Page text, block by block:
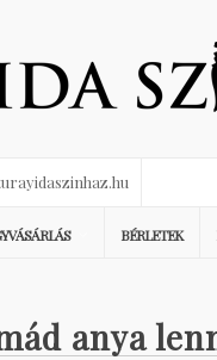
BÉRLETEK
anya